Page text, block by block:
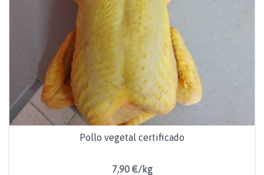
Pollo vegetal certificado
7,90 €/kg